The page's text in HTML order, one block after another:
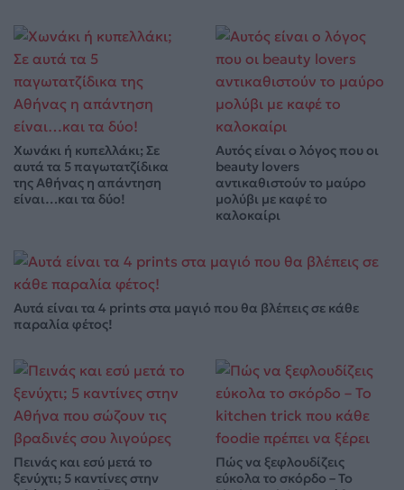
Χωνάκι ή κυπελλάκι; Σε
αυτά τα 5 παγωτατζίδικα
της Αθήνας η απάντηση
είναι…και τα δύο!
Αυτός είναι ο λόγος που οι
beauty lovers
αντικαθιστούν το μαύρο
μολύβι με καφέ το
καλοκαίρι
Αυτά είναι τα 4 prints στα μαγιό που θα βλέπεις σε κάθε
παραλία φέτος!
Πεινάς και εσύ μετά το
ξενύχτι; 5 καντίνες στην
Πώς να ξεφλουδίζεις
εύκολα το σκόρδο – Το